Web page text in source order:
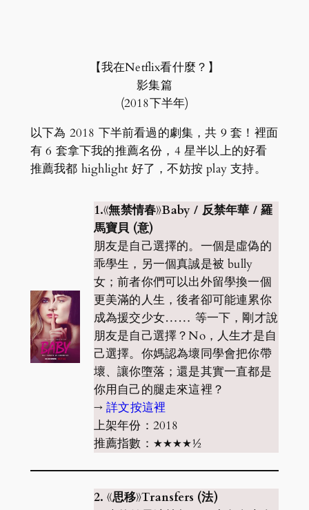
【我在Netflix看什麼？】
影集篇
(2018下半年)
以下為 2018 下半前看過的劇集，共 9 套！裡面
有 6 套拿下我的推薦名份，4 星半以上的好看
推薦我都 highlight 好了，不妨按 play 支持。
1.《無禁情春》Baby / 反禁年華 / 羅
馬寶貝 (意)
朋友是自己選擇的。一個是虛偽的
乖學生，另一個真誠是被 bully
女；前者你們可以出外留學換一個
更美滿的人生，後者卻可能連累你
成為援交少女…… 等一下，剛才說
朋友是自己選擇？No，人生才是自
己選擇。你媽認為壞同學會把你帶
壞、讓你墮落；還是其實一直都是
你用自己的腿走來這裡？
→詳文按這裡
上架年份：2018
推薦指數：★★★★½
2. 《思移》Transfers (法)